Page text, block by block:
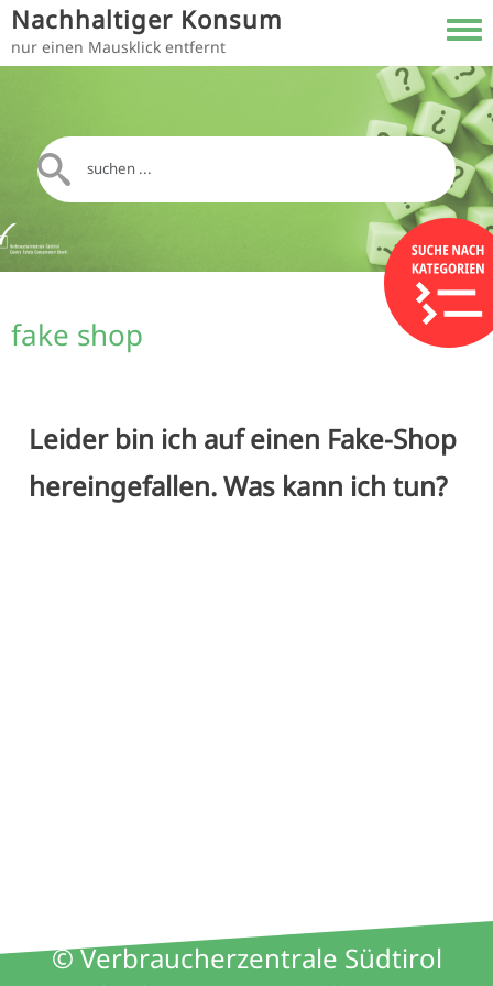
Direkt zum Inhalt
Nachhaltiger Konsum
nur einen Mausklick entfernt
fake shop
Leider bin ich auf einen Fake-Shop
hereingefallen. Was kann ich tun?
© Verbraucherzentrale Südtirol